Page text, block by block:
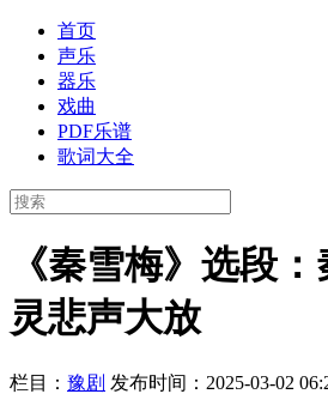
首页
声乐
器乐
戏曲
PDF乐谱
歌词大全
《秦雪梅》选段
灵悲声大放
栏目： 豫剧 发布时间：2025-03-02